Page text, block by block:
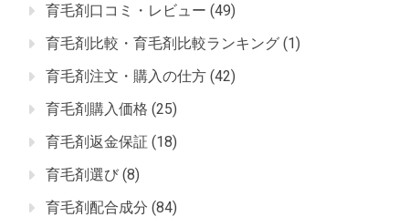
育毛剤口コミ・レビュー (49)
育毛剤比較・育毛剤比較ランキング (1)
育毛剤注文・購入の仕方 (42)
育毛剤購入価格 (25)
育毛剤返金保証 (18)
育毛剤選び (8)
育毛剤配合成分 (84)